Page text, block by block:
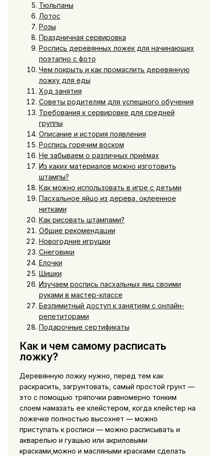
Тюльпаны
Лотос
Розы
Праздничная сервировка
Роспись деревянных ложек для начинающих
поэтапно с фото
Чем покрыть и как промаслить деревянную
ложку для еды
Ход занятия
Советы родителям для успешного обучения
Требования к сервировке для средней
группы
Описание и история появления
Роспись горячим воском
Не забываем о различных приёмах
Из каких материалов можно изготовить
штампы?
Как можно использовать в игре с детьми
Пасхальное яйцо из дерева, оклеенное
нитками
Как рисовать штампами?
Общие рекомендации
Новогодние игрушки
Снеговики
Елочки
Шишки
Изучаем роспись пасхальных яиц своими
руками в мастер-классе
Безлимитный доступ к занятиям с онлайн-
репетиторами
Подарочные сертификаты
Как и чем самому расписать
ложку?
Деревянную ложку нужно, перед тем как
раскрасить, загрунтовать, самый простой грунт —
это с помощью тряпочки равномерно тонким
слоем намазать ее клейстером, когда клейстер на
ложечке полностью высохнет — можно
приступать к росписи — можно расписывать и
акварелью и гуашью или акриловыми
красками,можно и масляными красками сделать